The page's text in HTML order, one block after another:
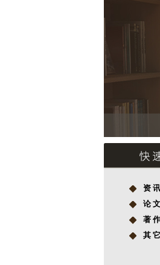
资 讯
论 文
著 作
其 它